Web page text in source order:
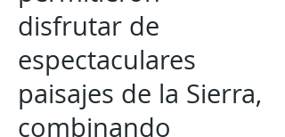
disfrutar de
espectaculares
paisajes de la Sierra,
combinando